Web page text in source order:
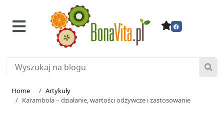
Home
Artykuły
Karambola – działanie, wartości odżywcze i zastosowanie